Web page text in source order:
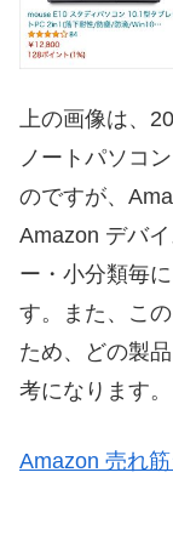
上の画像は、
ノートパソコ
のですが、
Amazon デバ
ー・小分類毎
す。また、こ
ため、どの製
考になります。
Amazon 売れ